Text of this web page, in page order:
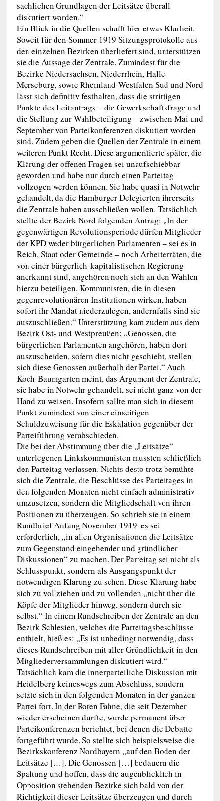
sachlichen Grundlagen der Leitsätze überall
diskutiert worden.“
Ein Blick in die Quellen schafft hier etwas Klarheit.
Soweit für den Sommer 1919 Sitzungsprotokolle aus
den einzelnen Bezirken überliefert sind, unterstützen
sie die Aussage der Zentrale. Zumindest für die
Bezirke Niedersachsen, Niederrhein, Halle-
Merseburg, sowie Rheinland-Westfalen Süd und Nord
lässt sich definitiv festhalten, dass die strittigen
Punkte des Leitantrags – die Gewerkschaftsfrage und
die Stellung zur Wahlbeteiligung – zwischen Mai und
September von Parteikonferenzen diskutiert worden
sind. Zudem geben die Quellen der Zentrale in einem
weiteren Punkt Recht. Diese argumentierte später, die
Klärung der offenen Fragen sei unaufschiebbar
geworden und habe nur durch einen Parteitag
vollzogen werden können. Sie habe quasi in Notwehr
gehandelt, da die Hamburger Delegierten ihrerseits
die Zentrale haben ausschließen wollen. Tatsächlich
stellte der Bezirk Nord folgenden Antrag: „In der
gegenwärtigen Revolutionsperiode dürfen Mitglieder
der KPD weder bürgerlichen Parlamenten – sei es in
Reich, Staat oder Gemeinde – noch Arbeiterräten, die
von einer bürgerlich-kapitalistischen Regierung
anerkannt sind, angehören noch sich an den Wahlen
hierzu beteiligen. Kommunisten, die in diesen
gegenrevolutionären Institutionen wirken, haben
sofort ihr Mandat niederzulegen, andernfalls sind sie
auszuschließen.“ Unterstützung kam zudem aus dem
Bezirk Ost- und Westpreußen: „Genossen, die
bürgerlichen Parlamenten angehören, haben dort
auszuscheiden, sofern dies nicht geschieht, stellen
sich diese Genossen außerhalb der Partei.“ Auch
Koch-Baumgarten meint, das Argument der Zentrale,
sie habe in Notwehr gehandelt, sei nicht ganz von der
Hand zu weisen. Insofern sollte man sich in diesem
Punkt zumindest von einer einseitigen
Schuldzuweisung für die Eskalation gegenüber der
Parteiführung verabschieden.
Die bei der Abstimmung über die „Leitsätze“
unterlegenen Linkskommunisten mussten schließlich
den Parteitag verlassen. Nichts desto trotz bemühte
sich die Zentrale, die Beschlüsse des Parteitages in
den folgenden Monaten nicht einfach administrativ
umzusetzen, sondern die Mitgliedschaft von ihren
Positionen zu überzeugen. So schrieb sie in einem
Rundbrief Anfang November 1919, es sei
erforderlich, „in allen Organisationen die Leitsätze
zum Gegenstand eingehender und gründlicher
Diskussionen“ zu machen. Der Parteitag sei nicht als
Schlusspunkt, sondern als Ausgangspunkt der
notwendigen Klärung zu sehen. Diese Klärung habe
sich zu vollziehen und zu vollenden „nicht über die
Köpfe der Mitglieder hinweg, sondern durch sie
selbst.“ In einem Rundschreiben der Zentrale an den
Bezirk Schlesien, welches die Parteitagsbeschlüsse
enthielt, hieß es: „Es ist unbedingt notwendig, dass
dieses Rundschreiben mit aller Gründlichkeit in den
Mitgliederversammlungen diskutiert wird.“
Tatsächlich kam die innerparteiliche Diskussion mit
Heidelberg keineswegs zum Abschluss, sondern
setzte sich in den folgenden Monaten in der ganzen
Partei fort. In der Roten Fahne, die seit Dezember
wieder erscheinen durfte, wurde permanent über
Parteikonferenzen berichtet, bei denen die Debatte
fortgeführt wurde. So stellte sich beispielsweise die
Bezirkskonferenz Nordbayern „auf den Boden der
Leitsätze […]. Die Genossen […] bedauern die
Spaltung und hoffen, dass die augenblicklich in
Opposition stehenden Bezirke sich bald von der
Richtigkeit dieser Leitsätze überzeugen und durch